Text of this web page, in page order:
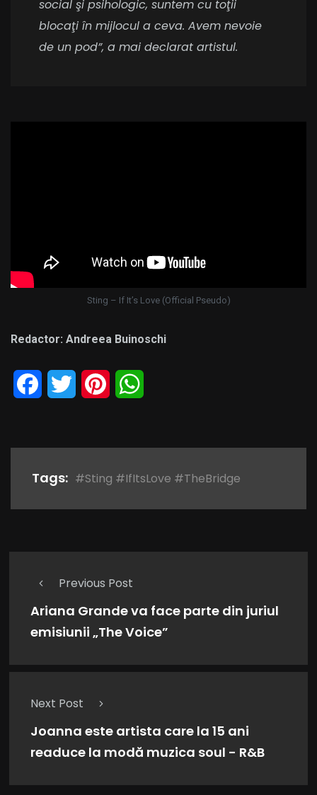
social şi psihologic, suntem cu toţii
blocaţi în mijlocul a ceva. Avem nevoie
de un pod”, a mai declarat artistul.
Sting – If It’s Love (Official Pseudo)
Redactor: Andreea Buinoschi
Facebook
Twitter Pinterest
Tags: #Sting #IfItsLove #TheBridge
Previous Post
Ariana Grande va face parte din juriul
emisiunii „The Voice”
Next Post
Joanna este artista care la 15 ani
readuce la modă muzica soul - R&B